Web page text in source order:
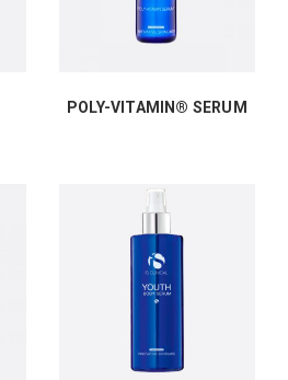
POLY-VITAMIN® SERUM